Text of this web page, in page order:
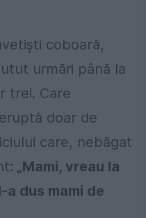
coboară,
urmări până la
trei. Care
doar de
care, nebăgat
: „Mami, vreau la
a dus mami de